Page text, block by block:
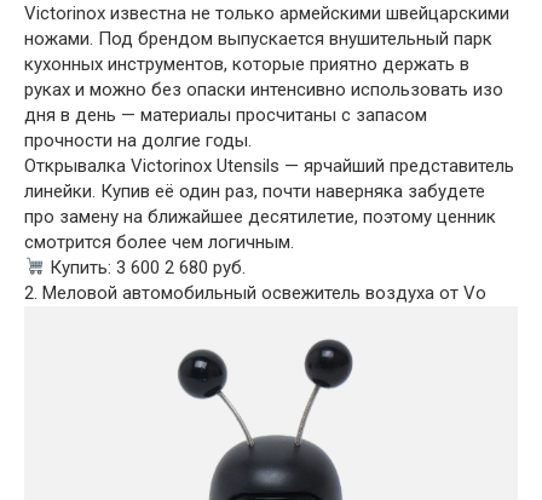
Victorinox известна не только армейскими швейцарскими
ножами. Под брендом выпускается внушительный парк
кухонных инструментов, которые приятно держать в
руках и можно без опаски интенсивно использовать изо
дня в день — материалы просчитаны с запасом
прочности на долгие годы.
Открывалка Victorinox Utensils — ярчайший представитель
линейки. Купив её один раз, почти наверняка забудете
про замену на ближайшее десятилетие, поэтому ценник
смотрится более чем логичным.
Купить: 3 600 2 680 руб.
2. Меловой автомобильный освежитель воздуха от Vo